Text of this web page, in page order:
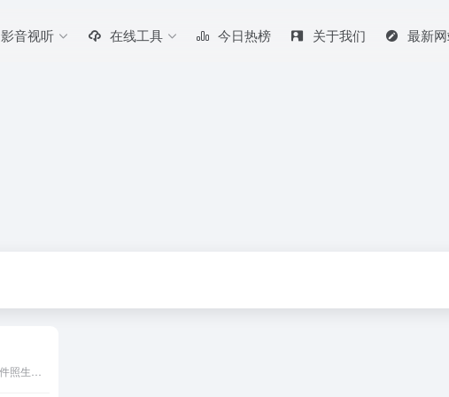
影音视听 在线工具 今日热榜 关于我们 最新